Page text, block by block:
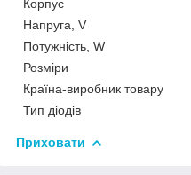
Корпус
Напруга, V
Потужність, W
Розміри
Країна-виробник товару
Тип діодів
Приховати